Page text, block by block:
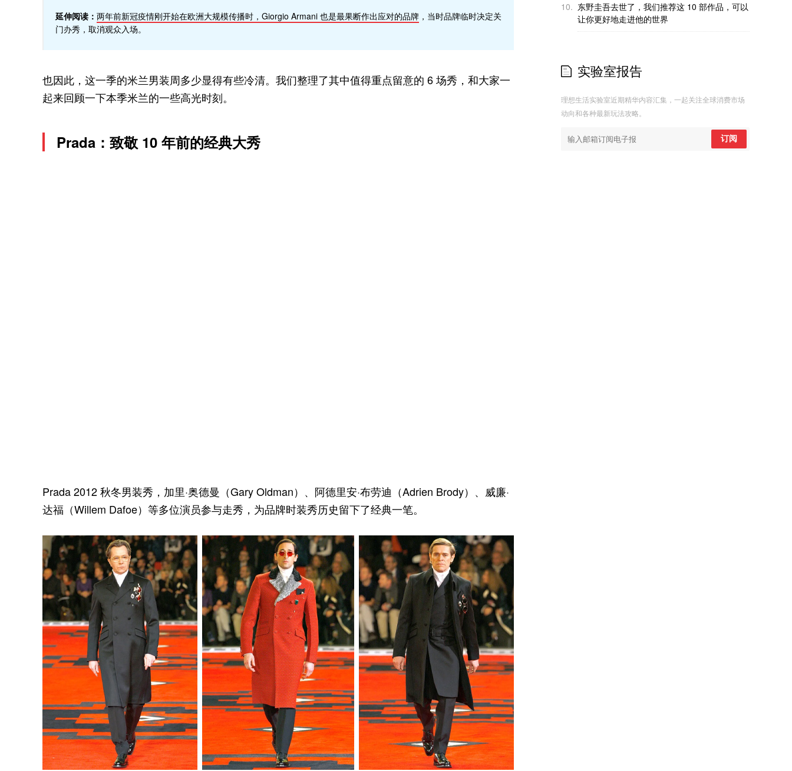
延伸阅读： 两年前新冠疫情刚开始在欧洲大规模传播时，Giorgio Armani 也是最果断作出应对的品牌 ，当时品牌临时决定关
门办秀，取消观众入场。
也因此，这一季的米兰男装周多少显得有些冷清。我们整理了其中值得重点留意的 6 场秀，和大家一
起来回顾一下本季米兰的一些高光时刻。
Prada：致敬 10 年前的经典大秀
Prada 2012 秋冬男装秀，加里·奥德曼（Gary Oldman）、阿德里安·布劳迪（Adrien Brody）、威廉·
达福（Willem Dafoe）等多位演员参与走秀，为品牌时装秀历史留下了经典一笔。
10. 东野圭吾去世了，我们推荐这 10 部作品，可以
让你更好地走进他的世界
实验室报告
理想生活实验室近期精华内容汇集，一起关注全球消费市场
动向和各种最新玩法攻略。